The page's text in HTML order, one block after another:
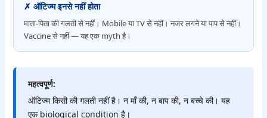
✗ ऑटिज्म इनसे नहीं होता
माता-पिता की गलती से नहीं। Mobile या TV से नहीं। नजर लगने या पाप से नहीं।
Vaccine से नहीं — यह एक myth है।
महत्वपूर्ण:
ऑटिज्म किसी की गलती नहीं है। न माँ की, न बाप की, न बच्चे की। यह
एक biological condition है।